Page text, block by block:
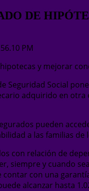
DE
y mejorar
Seguridad Social
adquirido en
pueden
a las familias de
con relación de
siempre y cuando
con una
alcanzar hasta